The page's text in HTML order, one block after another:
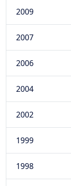
2009
2007
2006
2004
2002
1999
1998